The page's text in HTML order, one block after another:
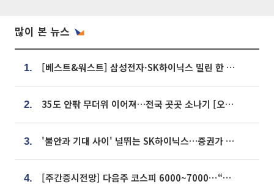
많이 본 뉴스
1. [베스트&워스트] 삼성전자·SK하이닉스 밀린 한 주…상상인증권은 85% 급등
2. 35도 안팎 무더위 이어져…전국 곳곳 소나기 [오늘 날씨]
3. '불안과 기대 사이' 널뛰는 SK하이닉스…증권가 "HBM4·LTA 기반 펀터멘털 견고"
4. [주간증시전망] 다음주 코스피 6000~7000⋯“外人 수급은 정책이 변수”